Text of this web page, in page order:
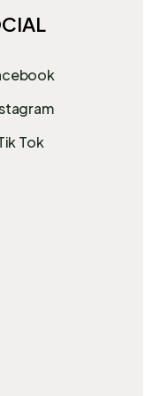
Tok